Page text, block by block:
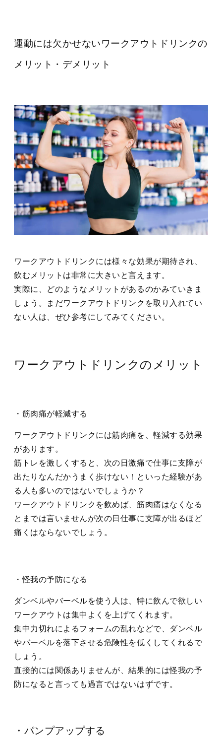
運動には欠かせないワークアウトドリンクの
メリット・デメリット
ワークアウトドリンクには様々な効果が期待され、
飲むメリットは非常に大きいと言えます。
実際に、どのようなメリットがあるのかみていきま
しょう。まだワークアウトドリンクを取り入れてい
ない人は、ぜひ参考にしてみてください。
ワークアウトドリンクのメリット
・筋肉痛が軽減する
ワークアウトドリンクには筋肉痛を、軽減する効果
があります。
筋トレを激しくすると、次の日激痛で仕事に支障が
出たりなんだかうまく歩けない！といった経験があ
る人も多いのではないでしょうか？
ワークアウトドリンクを飲めば、筋肉痛はなくなる
とまでは言いませんが次の日仕事に支障が出るほど
痛くはならないでしょう。
・怪我の予防になる
ダンベルやバーベルを使う人は、特に飲んで欲しい
ワークアウトは集中よくを上げてくれます。
集中力切れによるフォームの乱れなどで、ダンベル
やバーベルを落下させる危険性を低くしてくれるで
しょう。
直接的には関係ありませんが、結果的には怪我の予
防になると言っても過言ではないはずです。
・パンプアップする